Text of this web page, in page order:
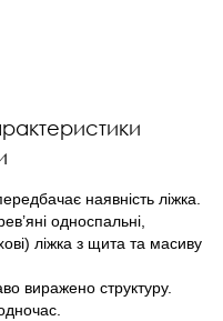
наявність ліжка.
односпальні,
ліжка з щита та масиву
виражено структуру.